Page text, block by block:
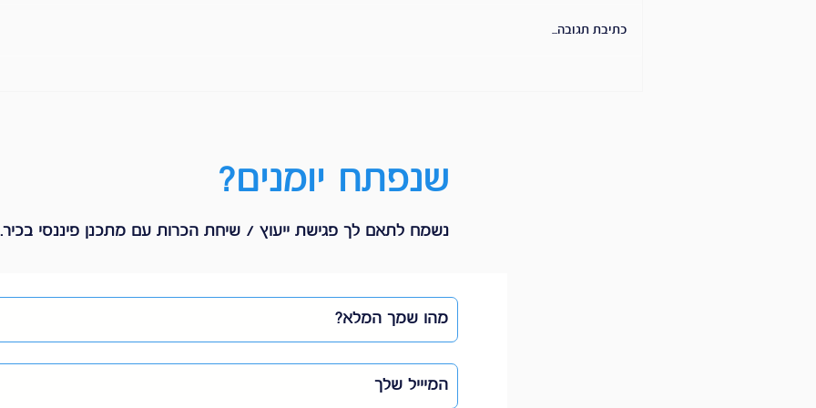
כתיבת תגובה...
שנפתח יומנים?
נשמח לתאם לך פגישת ייעוץ / שיחת הכרות עם מתכנן פיננסי בכיר.